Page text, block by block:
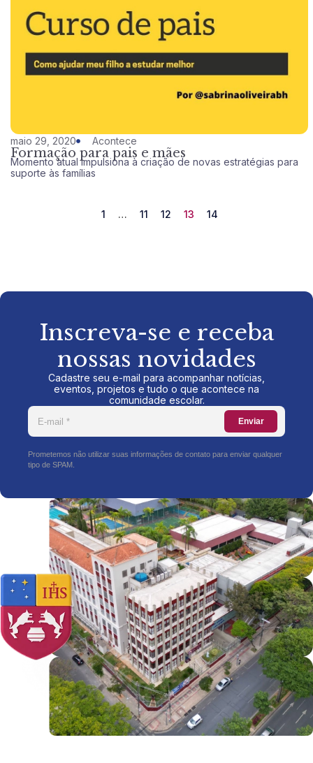
maio 29, 2020 Acontece
Formação para pais e mães
Momento atual impulsiona à criação de novas estratégias para
suporte às famílias
1 … 11 12 13 14
Inscreva-se e receba
nossas novidades
Cadastre seu e-mail para acompanhar notícias,
eventos, projetos e tudo o que acontece na
comunidade escolar.
Enviar
Prometemos não utilizar suas informações de contato para enviar qualquer
tipo de SPAM.